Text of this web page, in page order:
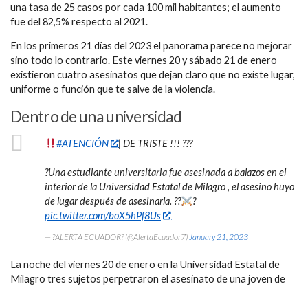
una tasa de 25 casos por cada 100 mil habitantes; el aumento
fue del 82,5% respecto al 2021.
En los primeros 21 días del 2023 el panorama parece no mejorar
sino todo lo contrario. Este viernes 20 y sábado 21 de enero
existieron cuatro asesinatos que dejan claro que no existe lugar,
uniforme o función que te salve de la violencia.
Dentro de una universidad
#ATENCIÓN | DE TRISTE !!! ???
?Una estudiante universitaria fue asesinada a balazos en el
interior de la Universidad Estatal de Milagro , el asesino huyo
de lugar después de asesinarla. ??
?
pic.twitter.com/boX5hPf8Us
— ?ALERTA ECUADOR? (@AlertaEcuador7) January 21, 2023
La noche del viernes 20 de enero en la Universidad Estatal de
Milagro tres sujetos perpetraron el asesinato de una joven de